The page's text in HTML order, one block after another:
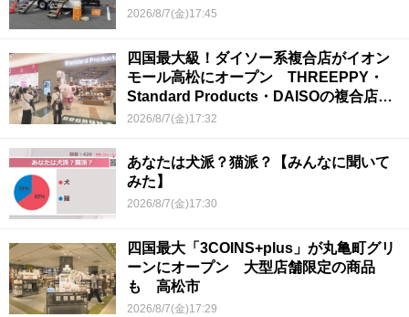
2026/8/7(金)17:45
四国最大級！ダイソー系複合店がイオン
モール高松にオープン THREEPPY・
Standard Products・DAISOの複合店は
香川県初
2026/8/7(金)17:32
あなたは犬派？猫派？【みんなに聞いて
みた】
2026/8/7(金)17:30
四国最大「3COINS+plus」が丸亀町グリ
ーンにオープン 大型店舗限定の商品
も 高松市
2026/8/7(金)17:29